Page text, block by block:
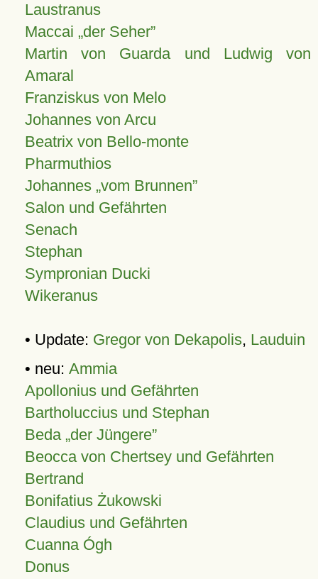
Laustranus
Maccai „der Seher”
Martin von Guarda und Ludwig von
Amaral
Franziskus von Melo
Johannes von Arcu
Beatrix von Bello-monte
Pharmuthios
Johannes vom Brunnen
Salon und Gefährten
Senach
Stephan
Sympronian Ducki
Wikeranus
• Update: Gregor von Dekapolis, Lauduin
• neu: Ammia
Apollonius und Gefährten
Bartholuccius und Stephan
Beda „der Jüngere”
Beocca von Chertsey und Gefährten
Bertrand
Bonifatius Żukowski
Claudius und Gefährten
Cuanna Ógh
Donus